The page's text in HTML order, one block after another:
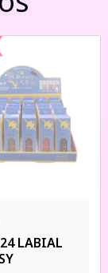
LABIAL